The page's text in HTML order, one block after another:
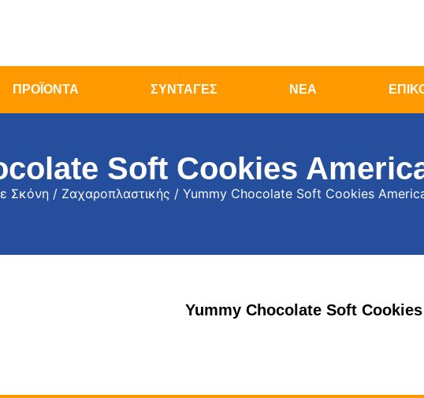
ΠΡΟΪΟΝΤΑ ΣΥΝΤΑΓΕΣ ΝΕΑ
Soft Cookies
Σκόνη/ Ζαχαροπλαστικής / Yummy Chocolate Soft Cookies
Yummy Chocolate Soft